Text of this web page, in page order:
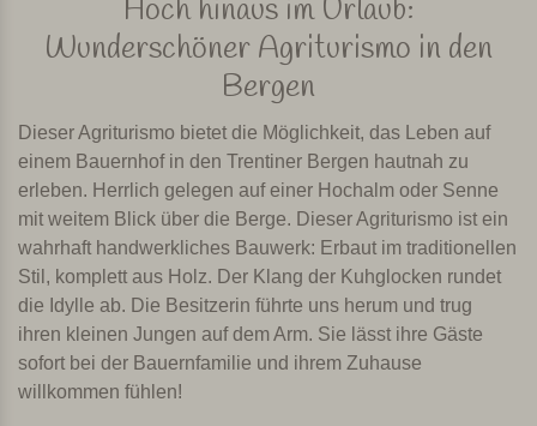
Hoch hinaus im Urlaub:
Wunderschöner Agriturismo in den
Bergen
Dieser Agriturismo bietet die Möglichkeit, das Leben auf
einem Bauernhof in den Trentiner Bergen hautnah zu
erleben. Herrlich gelegen auf einer Hochalm oder Senne
mit weitem Blick über die Berge. Dieser Agriturismo ist ein
wahrhaft handwerkliches Bauwerk: Erbaut im traditionellen
Stil, komplett aus Holz. Der Klang der Kuhglocken rundet
die Idylle ab. Die Besitzerin führte uns herum und trug
ihren kleinen Jungen auf dem Arm. Sie lässt ihre Gäste
sofort bei der Bauernfamilie und ihrem Zuhause
willkommen fühlen!